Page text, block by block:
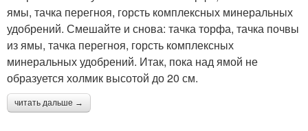
ямы, тачка перегноя, горсть комплексных минеральных
удобрений. Смешайте и снова: тачка торфа, тачка почвы
из ямы, тачка перегноя, горсть комплексных
минеральных удобрений. Итак, пока над ямой не
образуется холмик высотой до 20 см.
читать дальше →